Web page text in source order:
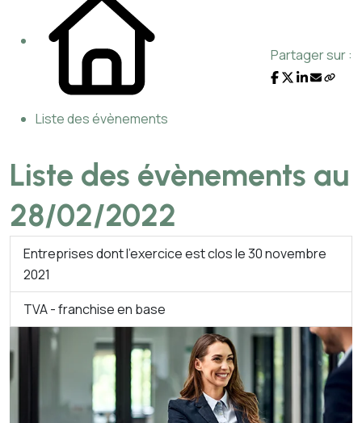
Liste des évènements
Partager sur :
Liste des évènements au
28/02/2022
Entreprises dont l'exercice est clos le 30 novembre
2021
TVA - franchise en base